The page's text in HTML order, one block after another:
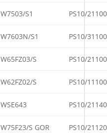
W7503/S1 PS10/21100
W7603N/S1 PS10/31100
W65FZ03/S PS10/21100
W62FZ02/S PS10/11100
WSE643 PS10/21140
W75F23/S GOR PS10/21120